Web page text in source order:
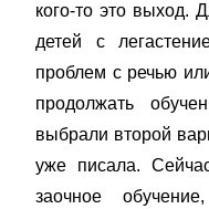
кого-то это выход.
детей с
проблем с речью
продолжать
выбрали второй
уже писала.
заочное